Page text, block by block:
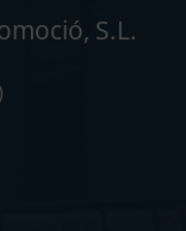
S.L.